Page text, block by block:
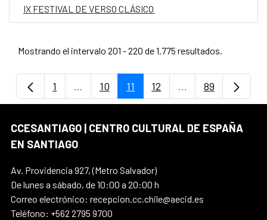
IX FESTIVAL DE VERSO CLÁSICO
Mostrando el intervalo 201 - 220 de 1.775 resultados.
Página
1 ...Páginas intermedias Use TAB para
Página
10 Página
11 Página
12 ...PáginasPágina
89
CCESANTIAGO | CENTRO CULTURAL DE ESPAÑA
EN SANTIAGO
Av. Providencia 927, (Metro Salvador)
De lunes a sábado, de 10:00 a 20:00 h
Correo electrónico: recepcion.cc.chile@aecid.es
Teléfono: +562 2795 9700